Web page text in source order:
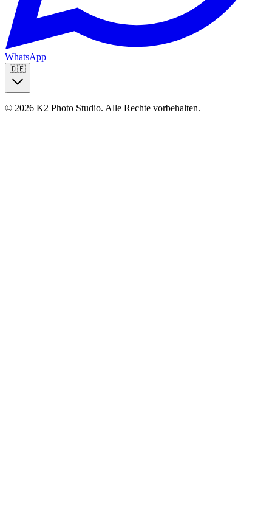
WhatsApp
🇩🇪
© 2026 K2 Photo Studio. Alle Rechte vorbehalten.